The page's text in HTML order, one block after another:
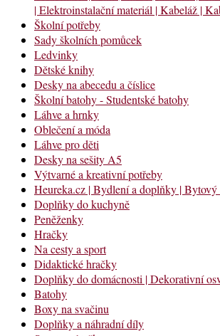
| Elektroinstalační materiál | Kabeláž |
Školní potřeby
Sady školních pomůcek
Ledvinky
Dětské knihy
Desky na abecedu a číslice
Školní batohy - Studentské batohy
Láhve a hrnky
Oblečení a móda
Láhve pro děti
Desky na sešity A5
Výtvarné a kreativní potřeby
Heureka.cz | Bydlení a doplňky | Bytový
Doplňky do kuchyně
Peněženky
Hračky
Na cesty a sport
Didaktické hračky
Doplňky do domácnosti | Dekorativní
Batohy
Boxy na svačinu
Doplňky a náhradní díly